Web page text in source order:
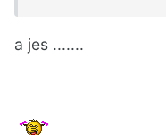
a jes .......